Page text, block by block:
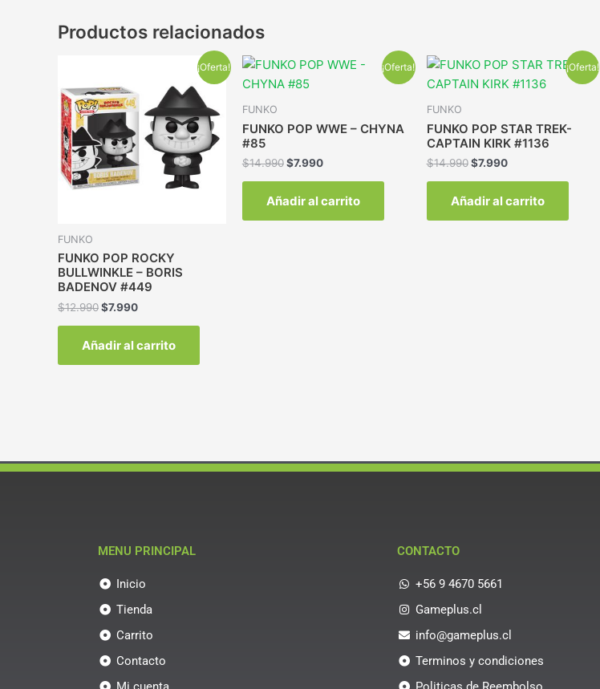
Productos relacionados
¡Oferta!
FUNKO
FUNKO POP ROCKY
BULLWINKLE – BORIS
BADENOV #449
$12.990$7.990
Añadir al carrito
¡Oferta!
FUNKO
FUNKO POP WWE – CHYNA
#85
$14.990 $7.990
Añadir al carrito
¡Oferta!
FUNKO
FUNKO POP STAR TREK-
CAPTAIN KIRK #1136
$14.990 $7.990
Añadir al carrito
MENU PRINCIPAL
Inicio
Tienda
Carrito
Contacto
CONTACTO
+56 9 4670 5661
Gameplus.cl
info@gameplus.cl
Terminos y condiciones